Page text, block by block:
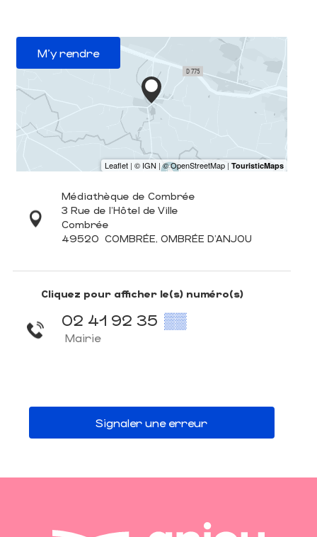
M'y rendre
Médiathèque de Combrée
3 Rue de l'Hôtel de Ville
Combrée
49520 COMBRÉE, OMBRÉE D'ANJOU
Cliquez pour afficher le(s) numéro(s)
02 41 92 35 ▒▒
Mairie
Signaler une erreur